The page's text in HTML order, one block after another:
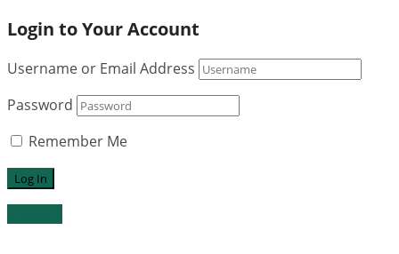
Login to Your Account
Username or Email Address
Password
Remember Me